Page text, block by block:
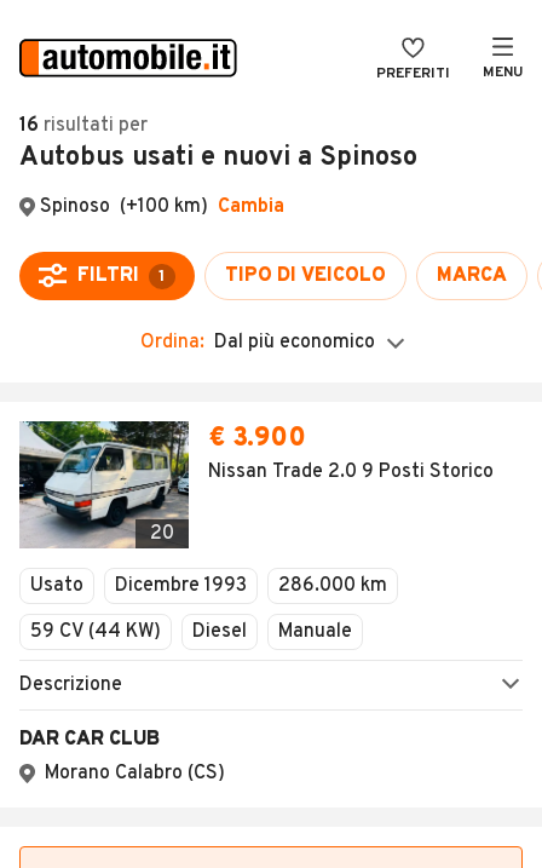
PREFERITI MENU
Auto
Auto usate
Auto Km 0
Auto Nuove
Noleggio a lungo termine
Moto
Camper
Veicoli Commerciali
Concessionari
VENDI
MAGAZINE
ACCEDI
16 risultati per
Autobus usati e nuovi a Spinoso
Ordina: Dal più economico
20
€ 3.900
Nissan Trade 2.0 9 Posti Storico
Usato Dicembre 1993
286.000 km
59 CV (44 KW)
Diesel Manuale
Descrizione
DAR CAR CLUB
Morano Calabro (CS)